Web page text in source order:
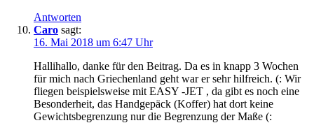
Antworten
Caro sagt:
16. Mai 2018 um 6:47 Uhr
Hallihallo, danke für den Beitrag. Da es in knapp 3 Wochen
für mich nach Griechenland geht war er sehr hilfreich. (: Wir
fliegen beispielsweise mit EASY -JET , da gibt es noch eine
Besonderheit, das Handgepäck (Koffer) hat dort keine
Gewichtsbegrenzung nur die Begrenzung der Maße (: